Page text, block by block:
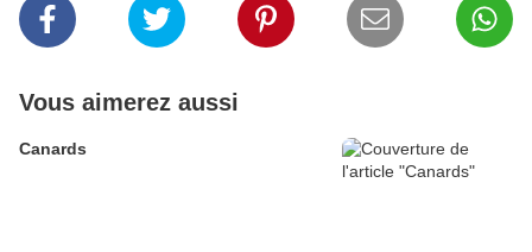
Vous aimerez aussi
Canards